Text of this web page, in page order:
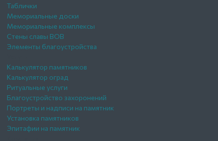
Таблички
Мемориальные доски
Мемориальные комплексы
Стены славы ВОВ
Элементы благоустройства
Калькулятор памятников
Калькулятор оград
Ритуальные услуги
Благоустройство захоронений
Портреты и надписи на памятник
Установка памятников
Эпитафии на памятник